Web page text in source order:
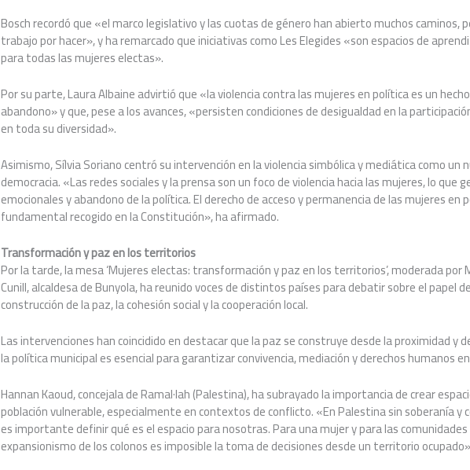
Bosch recordó que «el marco legislativo y las cuotas de género han abierto muchos caminos,
trabajo por hacer», y ha remarcado que iniciativas como Les Elegides «son espacios de
para todas las mujeres electas».
Por su parte, Laura Albaine advirtió que «la violencia contra las mujeres en política es un
abandono» y que, pese a los avances, «persisten condiciones de desigualdad en la
en toda su diversidad».
Asimismo, Sílvia Soriano centró su intervención en la violencia simbólica y mediática como un
democracia. «Las redes sociales y la prensa son un foco de violencia hacia las mujeres, lo que
emocionales y abandono de la política. El derecho de acceso y permanencia de las mujeres en
fundamental recogido en la Constitución», ha afirmado.
Transformación y paz en los territorios
Por la tarde, la mesa ‘Mujeres electas: transformación y paz en los territorios’, moderada
Cunill, alcaldesa de Bunyola, ha reunido voces de distintos países para debatir sobre el papel
construcción de la paz, la cohesión social y la cooperación local.
Las intervenciones han coincidido en destacar que la paz se construye desde la proximidad y
la política municipal es esencial para garantizar convivencia, mediación y derechos humanos
Hannan Kaoud, concejala de Ramal·lah (Palestina), ha subrayado la importancia de crear
población vulnerable, especialmente en contextos de conflicto. «En Palestina sin soberanía y
es importante definir qué es el espacio para nosotras. Para una mujer y para las
expansionismo de los colonos es imposible la toma de decisiones desde un territorio